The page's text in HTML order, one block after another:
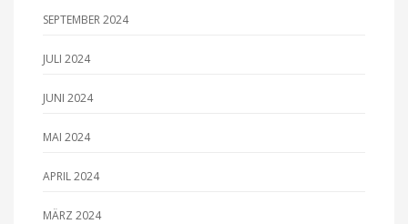
SEPTEMBER 2024
JULI 2024
JUNI 2024
MAI 2024
APRIL 2024
MÄRZ 2024